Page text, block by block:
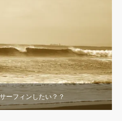
ーフィンしたい？？